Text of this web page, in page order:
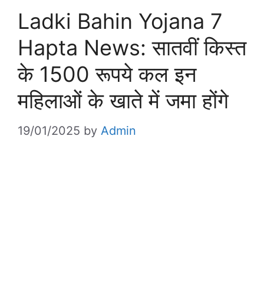
Ladki Bahin Yojana 7
Hapta News: सातवीं किस्त
के 1500 रूपये कल इन
महिलाओं के खाते में जमा होंगे
19/01/2025 by Admin